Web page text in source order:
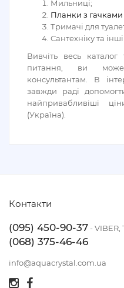
Мильниці;
Планки з гачками
Тримачі для
Сантехніку та
Вивчіть весь
питання, ви
консультантам. В
завжди раді
найпривабливіші
(Україна).
Контакти
(095) 450-90-37- VIBER,
(068) 375-46-46
info@aquacrystal.com.ua